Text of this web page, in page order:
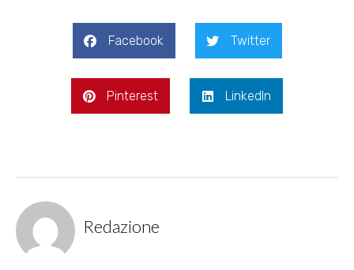
Facebook Twitter
Pinterest LinkedIn
Redazione